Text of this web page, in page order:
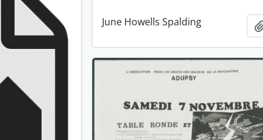
June Howells Spalding